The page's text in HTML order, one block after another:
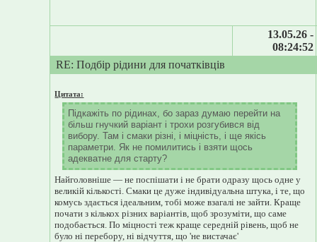
13.05.26 -
08:24:52
RE: Подбір рідини для початківців
Цитата:
Підкажіть по рідинах, бо зараз думаю перейти на
більш гнучкий варіант і трохи розгубився від
вибору. Там і смаки різні, і міцність, і ще якісь
параметри. Як не помилитись і взяти щось
адекватне для старту?
Найголовніше — не поспішати і не брати одразу щось одне у
великій кількості. Смаки це дуже індивідуальна штука, і те, що
комусь здається ідеальним, тобі може взагалі не зайти. Краще
почати з кількох різних варіантів, щоб зрозуміти, що саме
подобається. По міцності теж краще середній рівень, щоб не
було ні перебору, ні відчуття, що 'не вистачає'